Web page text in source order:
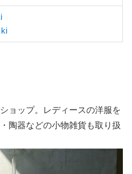
ョップ。レディースの洋服を
陶器などの小物雑貨も取り扱